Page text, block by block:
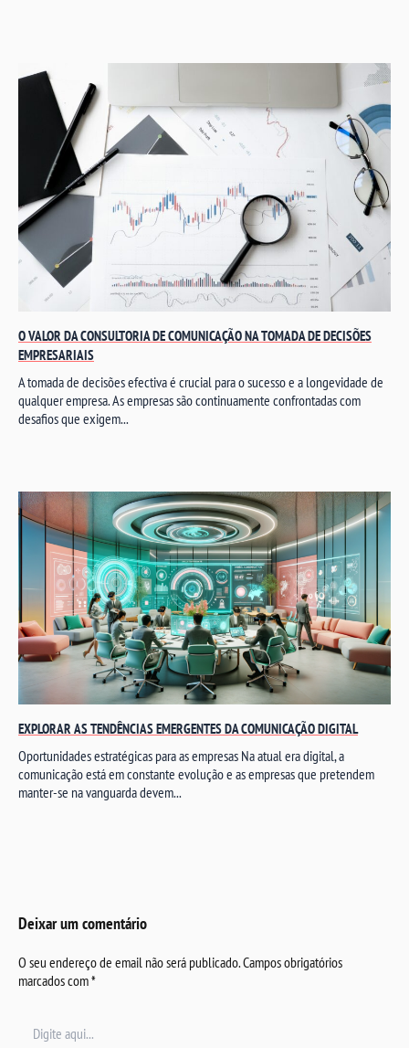
O VALOR DA CONSULTORIA DE COMUNICAÇÃO NA TOMADA DE DECISÕES
EMPRESARIAIS
A tomada de decisões efectiva é crucial para o sucesso e a longevidade de
qualquer empresa. As empresas são continuamente confrontadas com
desafios que exigem...
EXPLORAR AS TENDÊNCIAS EMERGENTES DA COMUNICAÇÃO DIGITAL
Oportunidades estratégicas para as empresas Na atual era digital, a
comunicação está em constante evolução e as empresas que pretendem
manter-se na vanguarda devem...
Deixar um comentário
O seu endereço de email não será publicado.Campos obrigatórios
marcados com*
aqui...